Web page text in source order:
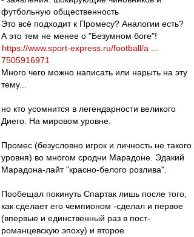
футбольную общественность
Это всё подходит к Промесу? Аналогии есть?
А это тем не менее о "Безумном боге"!
https://www.sport-express.ru/football/a ...
7505916971
Много чего можно написать или нарыть на эту
тему...
но кто усомнится в легендарности великого
Диего. На мировом уровне.
Промес (безусловно игрок и личность не такого
уровня) во многом сродни Марадоне. Эдакий
Марадона-лайт "красно-белого розлива".
Пообещал покинуть Спартак лишь после того,
как сделает его чемпионом -сделал и первое
(впервые и единственный раз в пост-
романцевскую эпоху) и второе.